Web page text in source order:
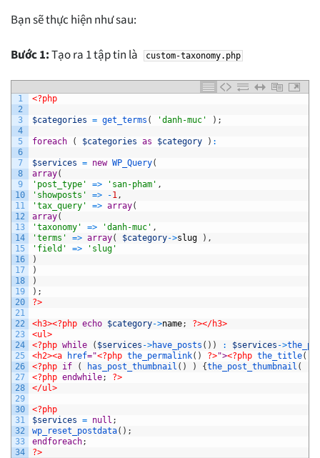
Bạn sẽ thực hiện như sau:
Bước 1:Tạo ra 1 tập tin là custom-taxonomy.php
1
2
3
4
5
6
7
8
9
10
11
12
13
14
15
16
17
18
19
20
21
22
23
24
25
26
27
28
29
30
31
32
33
34
<?php
$categories = get_terms ( 'danh-muc' ) ;
foreach ( $categories as $category ) :
$services = new WP_Query(
array(
'post_type'
=> 'san-pham' ,
'showposts'
=> -1,
'tax_query'
=> array(
array(
'taxonomy'
=> 'danh-muc' ,
'terms'
=> array( $category->slug ) ,
'field'
=>
'slug'
)
)
)
) ;
?>
<h3><?php echo $category->name; ?></h3>
<ul>
<?php while ( $services ->have_posts ( ) ) : $services ->
<h2><a href="<?php the_permalink( ) ?>"><?php the_title(
<?php if ( has_post_thumbnail ( ) ) {the_post_thumbnail (
<?php endwhile;
?>
</ul>
<?php
$services = null ;
wp_reset_postdata( ) ;
endforeach;
?>